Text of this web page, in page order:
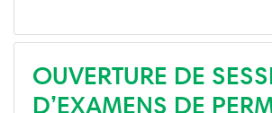
OUVERTURE DE
D’EXAMENS DE